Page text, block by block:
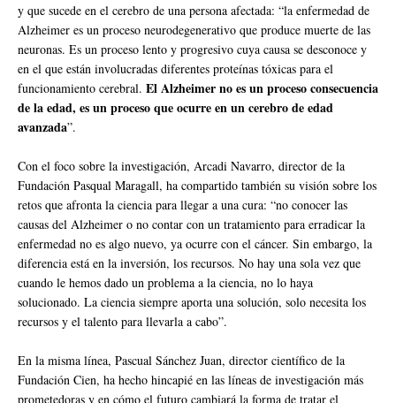
y que sucede en el cerebro de una persona afectada: “la enfermedad de
Alzheimer es un proceso neurodegenerativo que produce muerte de las
neuronas. Es un proceso lento y progresivo cuya causa se desconoce y
en el que están involucradas diferentes proteínas tóxicas para el
funcionamiento cerebral. El Alzheimer no es un proceso consecuencia
de la edad, es un proceso que ocurre en un cerebro de edad
avanzada”.
Con el foco sobre la investigación, Arcadi Navarro, director de la
Fundación Pasqual Maragall, ha compartido también su visión sobre los
retos que afronta la ciencia para llegar a una cura: “no conocer las
causas del Alzheimer o no contar con un tratamiento para erradicar la
enfermedad no es algo nuevo, ya ocurre con el cáncer. Sin embargo, la
diferencia está en la inversión, los recursos. No hay una sola vez que
cuando le hemos dado un problema a la ciencia, no lo haya
solucionado. La ciencia siempre aporta una solución, solo necesita los
recursos y el talento para llevarla a cabo”.
En la misma línea, Pascual Sánchez Juan, director científico de la
Fundación Cien, ha hecho hincapié en las líneas de investigación más
prometedoras y en cómo el futuro cambiará la forma de tratar el